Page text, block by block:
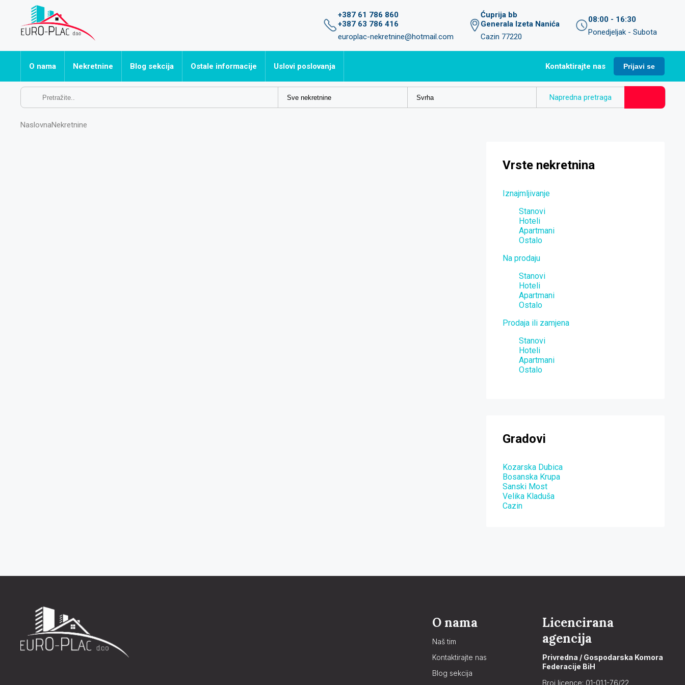
+387 61 786 860
+387 63 786 416
europlac-nekretnine@hotmail.com
Ćuprija bb
Generala Izeta Nanića
Cazin 77220
08:00 - 16:30
Ponedjeljak - Subota
O nama Nekretnine
Sve nekretnine
Apartmani
Hoteli
Blog sekcija Ostale informacije
Često postavljena pitanja
Uslovi poslovanja Kontaktirajte nas Prijavi se
Napredna pretraga
NaslovnaNekretnine
Vrste nekretnina
Iznajmljivanje
Stanovi
Hoteli
Apartmani
Ostalo
Na prodaju
Stanovi
Hoteli
Apartmani
Ostalo
Prodaja ili zamjena
Stanovi
Hoteli
Apartmani
Ostalo
Gradovi
Kozarska Dubica
Bosanska Krupa
Sanski Most
Velika Kladuša
Cazin
O nama
Naš tim
Kontaktirajte nas
Blog sekcija
Licencirana
agencija
Privredna / Gospodarska Komora
Federacije BiH
Broj licence: 01-01.1-76/22